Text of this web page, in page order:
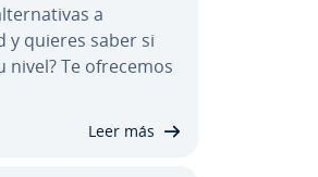
a
y quieres saber si
nivel? Te ofrecemos
Leer más